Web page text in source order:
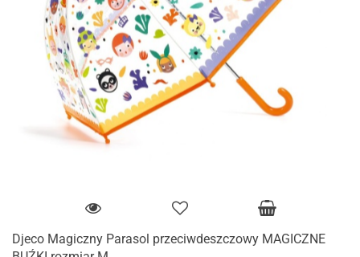
Djeco Magiczny Parasol przeciwdeszczowy MAGICZNE